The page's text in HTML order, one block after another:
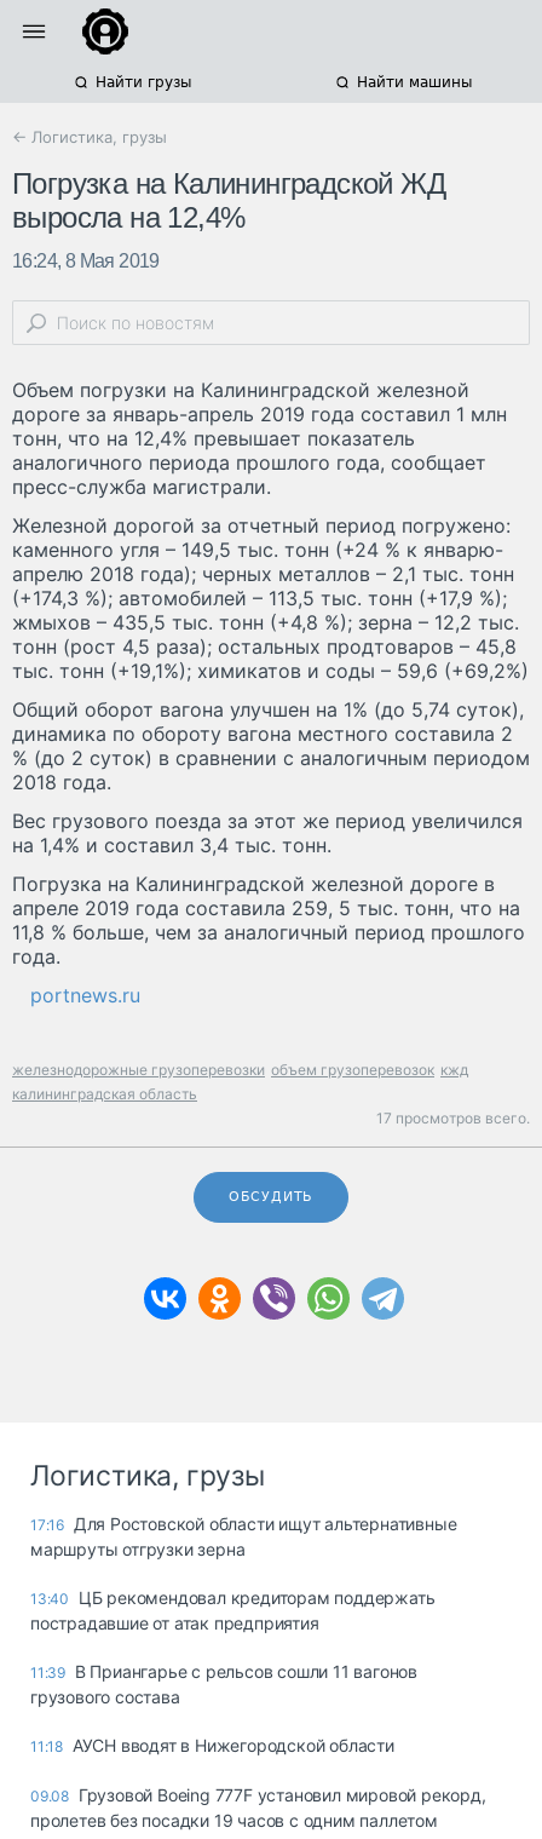
Найти грузы Найти машины
← Логистика, грузы
Погрузка на Калининградской ЖД
выросла на 12,4%
16:24, 8 Мая 2019
Объем погрузки на Калининградской железной
дороге за январь-апрель 2019 года составил 1 млн
тонн, что на 12,4% превышает показатель
аналогичного периода прошлого года, сообщает
пресс-служба магистрали.
Железной дорогой за отчетный период погружено:
каменного угля – 149,5 тыс. тонн (+24 % к январю-
апрелю 2018 года); черных металлов – 2,1 тыс. тонн
(+174,3 %); автомобилей – 113,5 тыс. тонн (+17,9 %);
жмыхов – 435,5 тыс. тонн (+4,8 %); зерна – 12,2 тыс.
тонн (рост 4,5 раза); остальных продтоваров – 45,8
тыс. тонн (+19,1%); химикатов и соды – 59,6 (+69,2%)
Общий оборот вагона улучшен на 1% (до 5,74 суток),
динамика по обороту вагона местного составила 2
% (до 2 суток) в сравнении с аналогичным периодом
2018 года.
Вес грузового поезда за этот же период увеличился
на 1,4% и составил 3,4 тыс. тонн.
Погрузка на Калининградской железной дороге в
апреле 2019 года составила 259, 5 тыс. тонн, что на
11,8 % больше, чем за аналогичный период прошлого
года.
portnews.ru
железнодорожные грузоперевозки объем грузоперевозок кжд
калининградская область
17 просмотров всего.
ОБСУДИТЬ
Логистика, грузы
17:16 Для Ростовской области ищут альтернативные
маршруты отгрузки зерна
13:40
ЦБ рекомендовал кредиторам поддержать
пострадавшие от атак предприятия
11:39 В Приангарье с рельсов сошли 11 вагонов
грузового состава
11:18 АУСН вводят в Нижегородской области
09.08 Грузовой Boeing 777F установил мировой рекорд,
пролетев без посадки 19 часов с одним паллетом